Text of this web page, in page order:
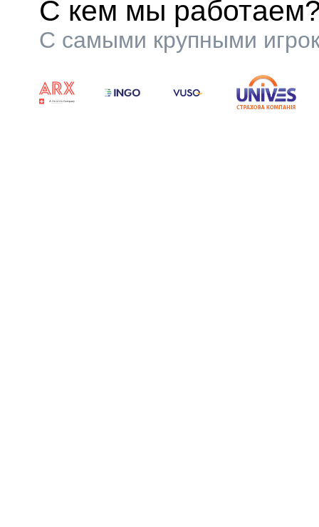
С кем мы
С самыми крупными